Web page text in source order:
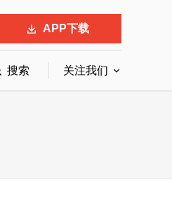
APP下载
搜索 关注我们